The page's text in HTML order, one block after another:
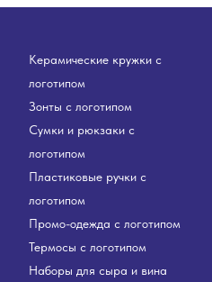
Керамические кружки с
логотипом
Зонты с логотипом
Сумки и рюкзаки с
логотипом
Пластиковые ручки с
логотипом
Промо-одежда с логотипом
Термосы с логотипом
Наборы для сыра и вина